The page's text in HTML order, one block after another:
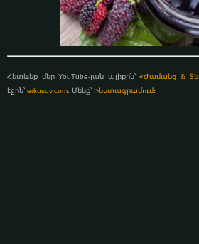
Հետևեք մեր YouTube-յան ալիքին՝«Ժամանց &
էջին՝ erkusov.com: Մենք՝ Ինստագրամում։